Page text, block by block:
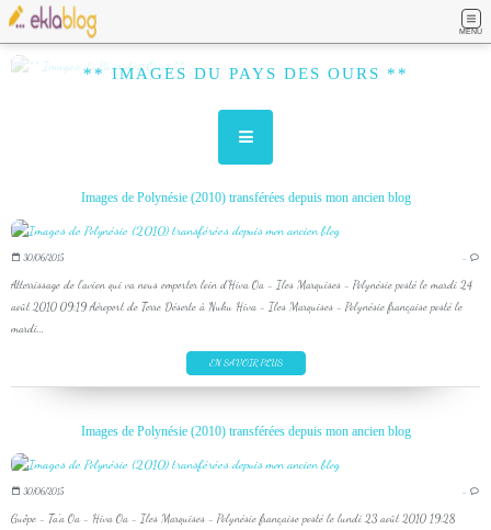
MENU
** IMAGES DU PAYS DES OURS **
Images de Polynésie (2010) transférées depuis mon ancien blog
30/06/2015 …
Atterrissage de l'avion qui va nous emporter loin d'Hiva Oa - Iles Marquises - Polynésie posté le mardi 24
août 2010 09:19 Aéroport de Terre Déserte à Nuku Hiva - Iles Marquises - Polynésie française posté le
mardi...
EN SAVOIR PLUS
Images de Polynésie (2010) transférées depuis mon ancien blog
30/06/2015 …
Guêpe - Ta'a Oa - Hiva Oa - Iles Marquises - Polynésie française posté le lundi 23 août 2010 19:28